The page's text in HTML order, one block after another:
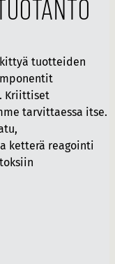
tuotteiden
Kriittiset
tarvittaessa itse.
ketterä reagointi